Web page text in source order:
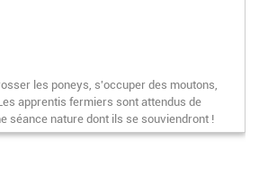
les poneys, s'occuper des moutons,
apprentis fermiers sont attendus de
séance nature dont ils se souviendront !